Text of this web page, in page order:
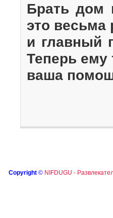
Брать дом
это весьма
и главный
Теперь ему
ваша
Copyright © NIFDUGU -